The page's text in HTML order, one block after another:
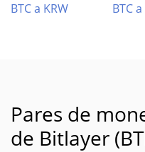
BTC a KRW
BTC
Pares de
de Bitlayer